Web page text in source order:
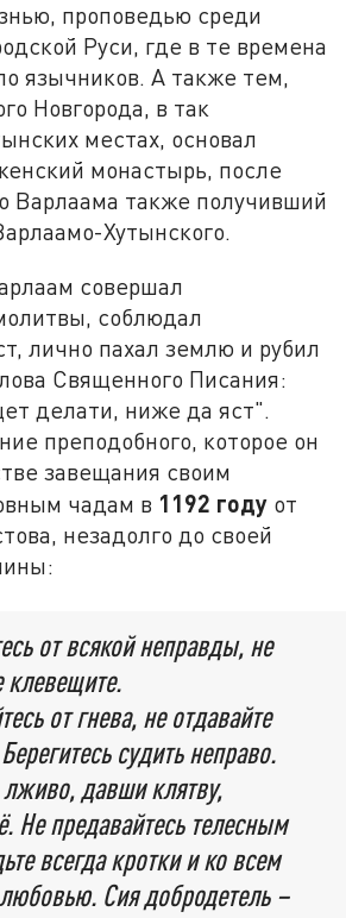
проповедью среди
Руси, где в те времена
язычников. А также тем,
Новгорода, в так
местах, основал
монастырь, после
Варлаама также получивший
Хутынского.
совершал
соблюдал
лично пахал землю и рубил
Священного Писания:
делати, ниже да яст".
преподобного, которое он
завещания своим
чадам в 1192 году от
незадолго до своей
от всякой неправды, не
клевещите.
от гнева, не отдавайте
судить неправо.
лживо, давши клятву,
Не предавайтесь телесным
всегда кротки и ко всем
Сия добродетель –